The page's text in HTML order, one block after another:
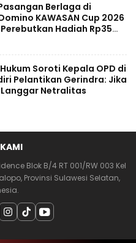
Berlaga di
KAWASAN Cup 2026
Hadiah Rp35
Soroti Kepala OPD di
Pelantikan Gerindra: Jika
Langgar Netralitas
Blok B/4 RT 001/RW 003 Kel
Provinsi Sulawesi Selatan,